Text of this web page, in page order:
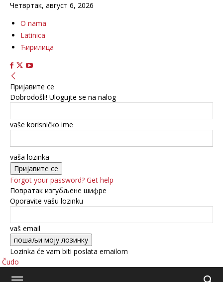
Четвртак, август 6, 2026
O nama
Latinica
Ћирилица
Пријавите се
Dobrodošli! Ulogujte se na nalog
vaše korisničko ime
vaša lozinka
Forgot your password? Get help
Повратак изгубљене шифре
Oporavite vašu lozinku
vaš email
Lozinka će vam biti poslata emailom
Čudo